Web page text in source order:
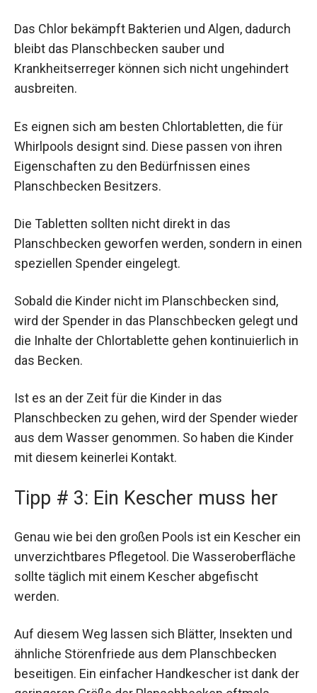
Das Chlor bekämpft Bakterien und Algen, dadurch
bleibt das Planschbecken sauber und
Krankheitserreger können sich nicht ungehindert
ausbreiten.
Es eignen sich am besten Chlortabletten, die für
Whirlpools designt sind. Diese passen von ihren
Eigenschaften zu den Bedürfnissen eines
Planschbecken Besitzers.
Die Tabletten sollten nicht direkt in das
Planschbecken geworfen werden, sondern in einen
speziellen Spender eingelegt.
Sobald die Kinder nicht im Planschbecken sind,
wird der Spender in das Planschbecken gelegt und
die Inhalte der Chlortablette gehen kontinuierlich in
das Becken.
Ist es an der Zeit für die Kinder in das
Planschbecken zu gehen, wird der Spender wieder
aus dem Wasser genommen. So haben die Kinder
mit diesem keinerlei Kontakt.
Tipp # 3: Ein Kescher muss her
Genau wie bei den großen Pools ist ein Kescher ein
unverzichtbares Pflegetool. Die Wasseroberfläche
sollte täglich mit einem Kescher abgefischt
werden.
Auf diesem Weg lassen sich Blätter, Insekten und
ähnliche Störenfriede aus dem Planschbecken
beseitigen. Ein einfacher Handkescher ist dank der